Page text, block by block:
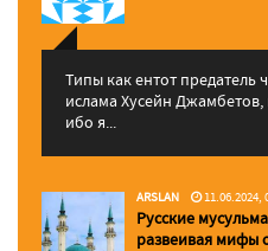
Типы как ентот предатель
ислама Хусейн
ибо я...
ARSLAN 11.06.2024,
Русские
pазвеивая мифы